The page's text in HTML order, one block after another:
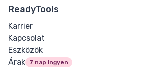
ReadyTools
Karrier
Kapcsolat
Eszközök
Árak
7 nap ingyen